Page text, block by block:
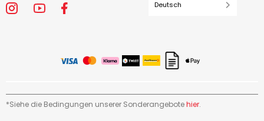
Deutsch
*Siehe die Bedingungen unserer Sonderangebotehier.